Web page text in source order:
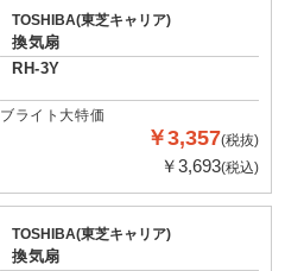
TOSHIBA(東芝キャリア)
換気扇
RH-3Y
ブライト大特価
￥3,357(税抜)
￥3,693(税込)
TOSHIBA(東芝キャリア)
換気扇